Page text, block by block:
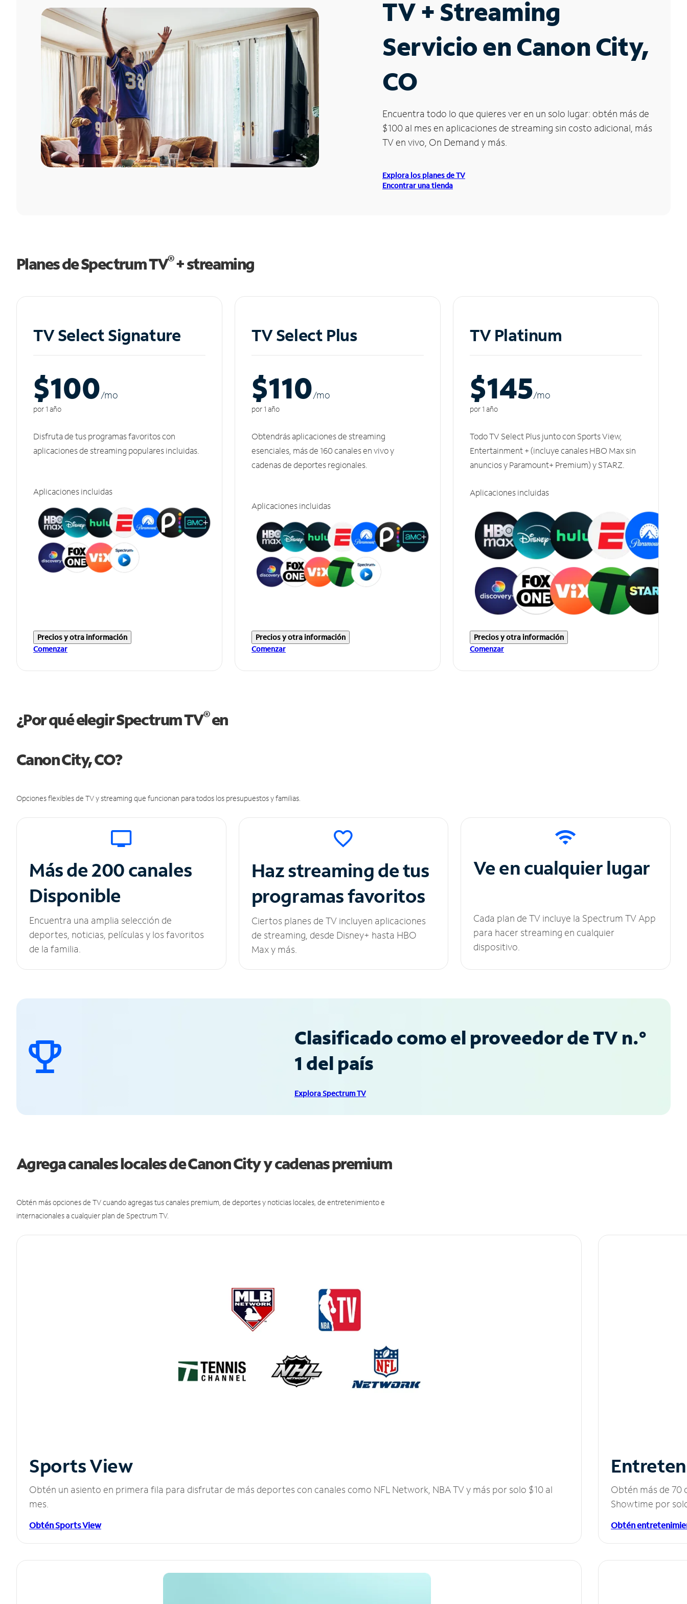
TV + Streaming
Servicio en Canon City,
CO
Encuentra todo lo que quieres ver en un solo lugar: obtén más de
$100 al mes en aplicaciones de streaming sin costo adicional, más
TV en vivo, On Demand y más.
Explora los planes de TV
Encontrar una tienda
Planes de Spectrum TV®+ streaming
TV Select Signature
$100/mo
por 1 año
Disfruta de tus programas favoritos con
aplicaciones de streaming populares incluidas.
Aplicaciones incluidas
Precios y otra información
Comenzar
TV Select Plus
$110/mo
por 1 año
Obtendrás aplicaciones de streaming
esenciales, más de 160 canales en vivo y
cadenas de deportes regionales.
Aplicaciones incluidas
Precios y otra información
Comenzar
TV Platinum
$145/mo
por 1 año
Todo TV Select Plus junto con Sports View,
Entertainment + (incluye canales HBO Max sin
anuncios y Paramount+ Premium) y STARZ.
Aplicaciones incluidas
Precios y otra información
Comenzar
¿Por qué elegir Spectrum TV®en
Canon City, CO?
Opciones flexibles de TV y streaming que funcionan para todos los presupuestos y familias.
Más de 200 canales
Disponible
Encuentra una amplia selección de
deportes, noticias, películas y los favoritos
de la familia.
Haz streaming de tus
programas favoritos
Ciertos planes de TV incluyen aplicaciones
de streaming, desde Disney+ hasta HBO
Max y más.
Ve en cualquier lugar
Cada plan de TV incluye la Spectrum TV App
para hacer streaming en cualquier
dispositivo.
Clasificado como el proveedor de TV n.°
1 del país
Explora Spectrum TV
Agrega canales locales de Canon City y cadenas premium
Obtén más opciones de TV cuando agregas tus canales premium, de deportes y noticias locales, de entretenimiento e
internacionales a cualquier plan de Spectrum TV.
Sports View
Obtén un asiento en primera fila para disfrutar de más deportes con canales como NFL Network, NBA TV y más por solo $10 al
mes.
Obtén Sports View
Obtén más de 70
Showtime por
Obtén